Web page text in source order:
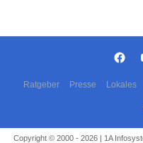
Ratgeber Presse Lokales
Copyright © 2000 - 2026 | 1A